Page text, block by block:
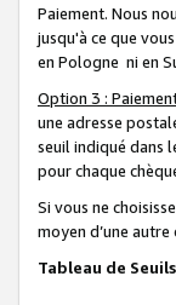
Paiement. Nous
jusqu'à ce que
en Pologne ni en
Option 3 :
une adresse
seuil indiqué dans
pour chaque
Si vous ne
moyen d’une
Tableau de